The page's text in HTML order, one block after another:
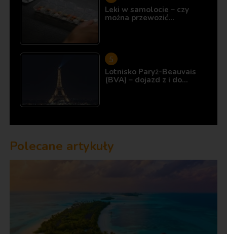
Leki w samolocie – czy
można przewozić…
Lotnisko Paryż-Beauvais
(BVA) – dojazd z i do…
Polecane artykuły